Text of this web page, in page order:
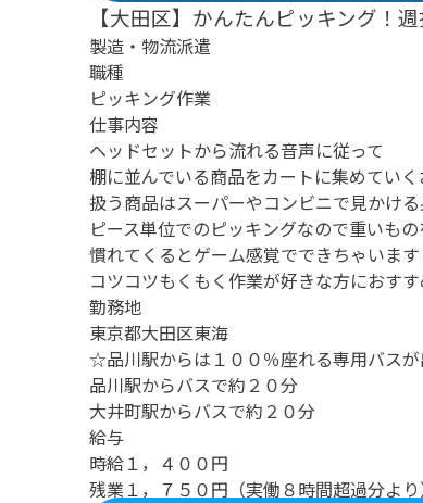
【大田区】かんたんピッキング
製造・物流派遣
職種
ピッキング作業
仕事内容
ヘッドセットから流れる音声に従って
棚に並んでいる商品をカートに集めていく
扱う商品はスーパーやコンビニで見かける
ピース単位でのピッキングなので重いも
慣れてくるとゲーム感覚でできちゃいま
コツコツもくもく作業が好きな方におすす
勤務地
東京都大田区東海
☆品川駅からは１００％座れる専用バスが
品川駅からバスで約２０分
大井町駅からバスで約２０分
給与
時給１，４００円
残業１，７５０円（実働８時間超過分より